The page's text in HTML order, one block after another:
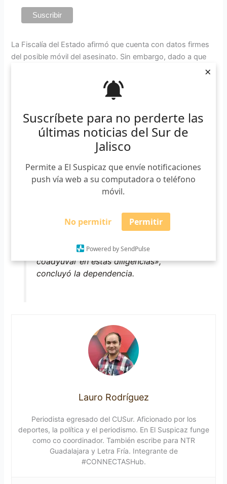
Suscríbete para no perderte las
últimas noticias del Sur de
Jalisco
Permite a El Suspicaz que envíe notificaciones
push vía web a su computadora o teléfono
móvil.
No permitir Permitir
Powered by SendPulse
×
La Fiscalía del Estado afirmó que cuenta con datos firmes
del posible móvil del asesinato. Sin embargo, dado a que
dijo imposibilitada de informar al respecto.
«Esta representación social reitera que
el homicidio del ex gobernador se
encuentra aclarado y continúa con el
firme compromiso para capturar a los
autores materiales, contra quienes
pesan órdenes de aprehensión. Por lo
que los trabajos de búsqueda e
Estado y se extendieron al resto del
país, ya que con base en los convenios
solicitó el apoyo a sus homólogas para
coadyuvar en estas diligencias»,
concluyó la dependencia.
Lauro Rodríguez
Periodista egresado del CUSur. Aficionado por los
deportes, la política y el periodismo. En El Suspicaz funge
como co coordinador. También escribe para NTR
Guadalajara y Letra Fría. Integrante de
#CONNECTASHub.